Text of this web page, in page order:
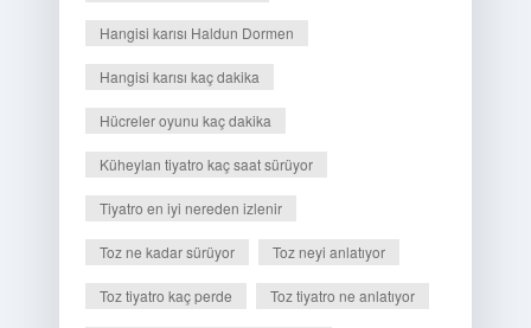
Hangisi karısı Haldun Dormen
Hangisi karısı kaç dakika
Hücreler oyunu kaç dakika
Küheylan tiyatro kaç saat sürüyor
Tiyatro en iyi nereden izlenir
Toz ne kadar sürüyor Toz neyi anlatıyor
Toz tiyatro kaç perde Toz tiyatro ne anlatıyor